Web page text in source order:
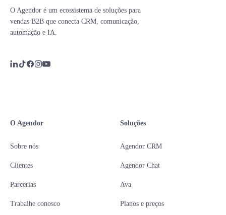
O Agendor é um ecossistema de soluções para
vendas B2B que conecta CRM, comunicação,
automação e IA.
O Agendor
Sobre nós
Clientes
Parcerias
Trabalhe conosco
Soluções
Agendor CRM
Agendor Chat
Ava
Planos e preços